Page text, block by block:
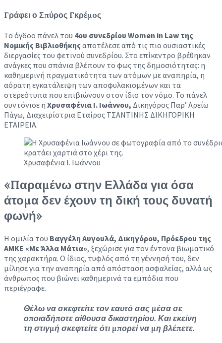
Γράφει ο Σπύρος Γκρέμoς
Το όγδοο πάνελ του 4ου συνεδρίου Women in Law της
Νομικής Βιβλιοθήκης αποτέλεσε από τις πιο ουσιαστικές
διεργασίες του φετινού συνεδρίου. Στο επίκεντρο βρέθηκαν
ανάγκες που σπάνια βλέπουν το φως της δημοσιότητας: η
καθημερινή πραγματικότητα των ατόμων με αναπηρία, η
αόρατη εγκατάλειψη των αποφυλακισμένων και τα
στερεότυπα που επιβιώνουν στον ίδιο τον νόμο. Το πάνελ
συντόνισε η Χρυσαφένια Ι. Ιωάννου, Δικηγόρος Παρ’ Αρείω
Πάγω, Διαχειρίστρια Εταίρος ΤΣΑΝΤΙΝΗΣ ΔΙΚΗΓΟΡΙΚΗ
ΕΤΑΙΡΕΙΑ.
Χρυσαφένια Ι. Ιωάννου
«Παραμένω στην Ελλάδα για όσα
άτομα δεν έχουν τη δική τους δυνατή
φωνή»
Η ομιλία του Βαγγέλη Αυγουλά, Δικηγόρου, Πρόεδρου της
ΑΜΚΕ «Με Άλλα Μάτια», ξεχώρισε για τον έντονα βιωματικό
της χαρακτήρα. Ο ίδιος, τυφλός από τη γέννησή του, δεν
μίλησε για την αναπηρία από απόσταση ασφαλείας, αλλά ως
άνθρωπος που βιώνει καθημερινά τα εμπόδια που
περιέγραφε.
Θέλω να σκεφτείτε τον εαυτό σας μέσα σε
οποιαδήποτε αίθουσα δικαστηρίου. Και εκείνη
τη στιγμή σκεφτείτε ότι μπορεί να μη βλέπετε.